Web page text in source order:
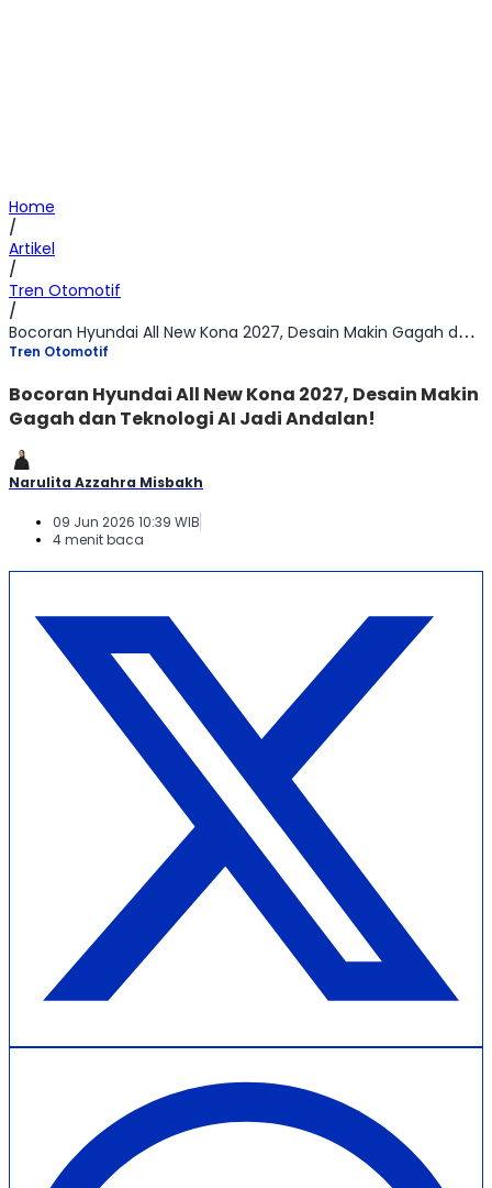
Home
/
Artikel
/
Tren Otomotif
/
Bocoran Hyundai All New Kona 2027, Desain Makin Gagah dan Teknologi AI Jadi Andalan!
Tren Otomotif
Bocoran Hyundai All New Kona 2027, Desain Makin
Gagah dan Teknologi AI Jadi Andalan!
Narulita Azzahra Misbakh
09 Jun 2026 10:39 WIB
4 menit baca